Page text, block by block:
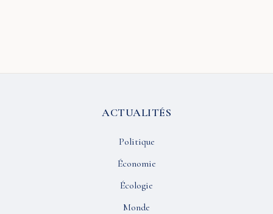
ACTUALITÉS
Politique
Économie
Écologie
Monde